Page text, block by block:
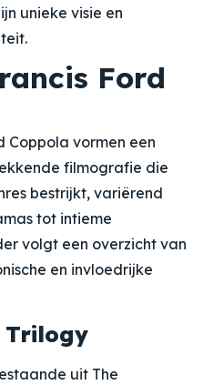
unieke visie en
Ford
Coppola vormen een
filmografie die
bestrijkt, variërend
tot intieme
volgt een overzicht van
en invloedrijke
Trilogy
uit The